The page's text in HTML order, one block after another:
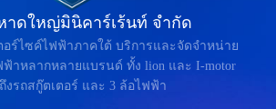
าดใหญ่มินิคาร์เร้นท์ จำกัด
อร์ไซค์ไฟฟ้าภาคใต้ บริการและจัดจำหน่าย
ฟ้าหลากหลายแบรนด์ ทั้ง lion และ I-motor
งรถสกู๊ตเตอร์ และ 3 ล้อไฟฟ้า